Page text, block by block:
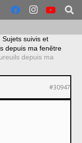
Sujets suivis et
depuis ma fenêtre
depuis ma
#30947